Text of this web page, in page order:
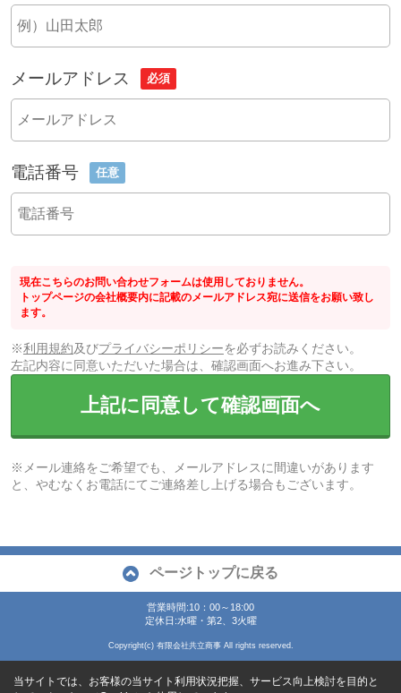
メールアドレス 必須
電話番号 任意
現在こちらのお問い合わせフォームは使用しておりません。
トップページの会社概要内に記載のメールアドレス宛に送信をお願い致し
ます。
※利用規約及びプライバシーポリシーを必ずお読みください。
左記内容に同意いただいた場合は、確認画面へお進み下さい。
上記に同意して確認画面へ
※メール連絡をご希望でも、メールアドレスに間違いがあります
と、やむなくお電話にてご連絡差し上げる場合もございます。
ページトップに戻る
営業時間:10：00～18:00
定休日:水曜・第2、3火曜
Copyright(c) 有限会社共立商事 All rights reserved.
当サイトでは、お客様の当サイト利用状況把握、サービス向上検討を目的と